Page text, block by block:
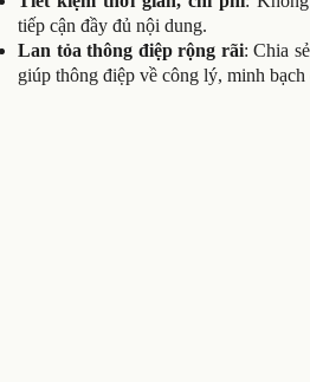
tiếp cận đầy đủ nội dung.
Lan tỏa thông điệp rộng rãi: Chia
giúp thông điệp về công lý, minh